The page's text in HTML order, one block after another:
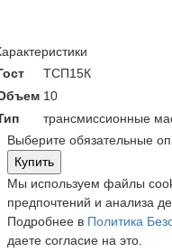
ТСП15К
10
трансмиссионные
Выберите обязательные
Купить
Мы используем файлы
предпочтений и анализа
Подробнее в Политика
даете согласие на это.